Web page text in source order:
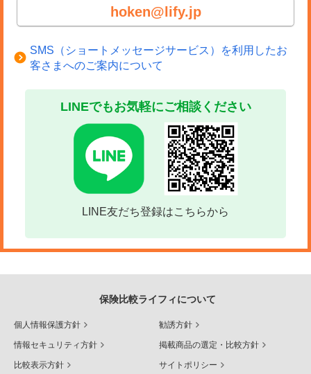
hoken@lify.jp
SMS（ショートメッセージサービス）を利用したお
客さまへのご案内について
LINEでもお気軽にご相談ください
LINE友だち登録はこちらから
保険比較ライフィについて
個人情報保護方針 勧誘方針
情報セキュリティ方針 掲載商品の選定・比較方針
比較表示方針 サイトポリシー